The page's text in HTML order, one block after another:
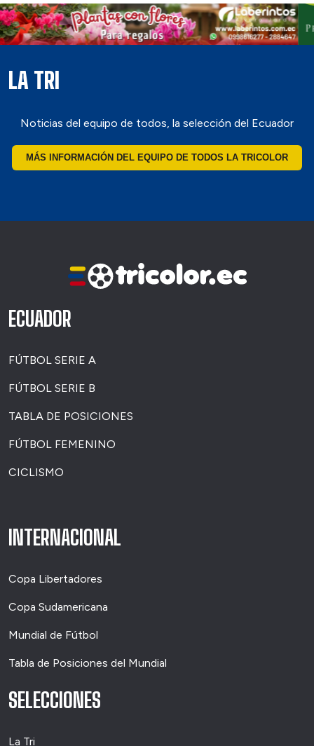
LA TRI
Noticias del equipo de todos, la selección del Ecuador
MÁS INFORMACIÓN DEL EQUIPO DE TODOS LA TRICOLOR
ECUADOR
FÚTBOL SERIE A
FÚTBOL SERIE B
TABLA DE POSICIONES
FÚTBOL FEMENINO
CICLISMO
INTERNACIONAL
Copa Libertadores
Copa Sudamericana
Mundial de Fútbol
Tabla de Posiciones del Mundial
SELECCIONES
La Tri